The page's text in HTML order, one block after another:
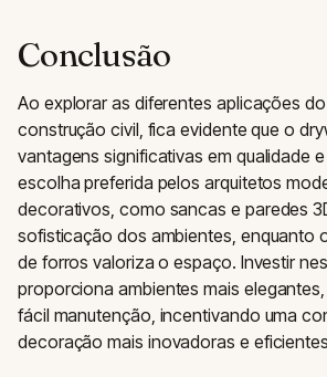
Conclusão
Ao explorar as diferentes aplicações
construção civil, fica evidente que o
vantagens significativas em qualidade
escolha preferida pelos arquitetos
decorativos, como sancas e paredes
sofisticação dos ambientes, enquanto
de forros valoriza o espaço. Investir
proporciona ambientes mais
fácil manutenção, incentivando uma
decoração mais inovadoras e